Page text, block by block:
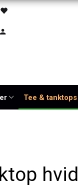
Tee & tanktops
hvid